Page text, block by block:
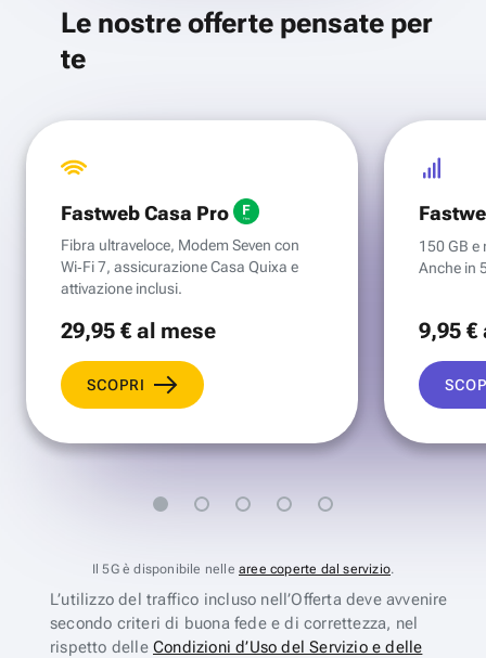
Le nostre offerte pensate per
te
Fastweb Casa Pro
Fibra ultraveloce, Modem Seven con
Wi‑Fi 7, assicurazione Casa Quixa e
attivazione inclusi.
29,95 €al mese
SCOPRI
150 GB e
Anche in
9,95 €
Il 5G è disponibile nelle aree coperte dal servizio.
L’utilizzo del traffico incluso nell’Offerta deve avvenire
secondo criteri di buona fede e di correttezza, nel
rispetto delle Condizioni d’Uso del Servizio e delle